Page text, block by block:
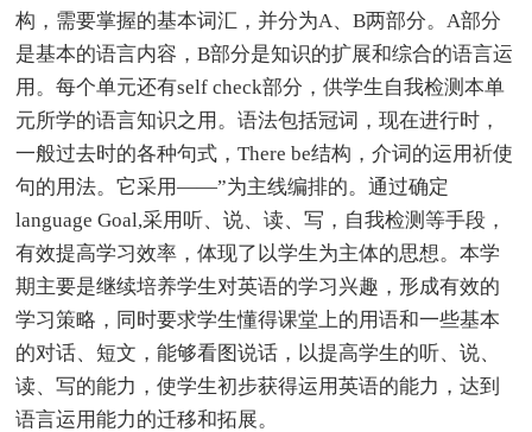
构，需要掌握的基本词汇，并分为A、B两部分。A部分
是基本的语言内容，B部分是知识的扩展和综合的语言运
用。每个单元还有self check部分，供学生自我检测本单
元所学的语言知识之用。语法包括冠词，现在进行时，
一般过去时的各种句式，There be结构，介词的运用祈使
句的用法。它采用——”为主线编排的。通过确定
language Goal,采用听、说、读、写，自我检测等手段，
有效提高学习效率，体现了以学生为主体的思想。本学
期主要是继续培养学生对英语的学习兴趣，形成有效的
学习策略，同时要求学生懂得课堂上的用语和一些基本
的对话、短文，能够看图说话，以提高学生的听、说、
读、写的能力，使学生初步获得运用英语的能力，达到
语言运用能力的迁移和拓展。